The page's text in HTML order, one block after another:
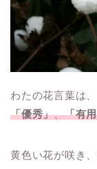
わたの花言葉は、
「優秀」、「有
黄色い花が咲き